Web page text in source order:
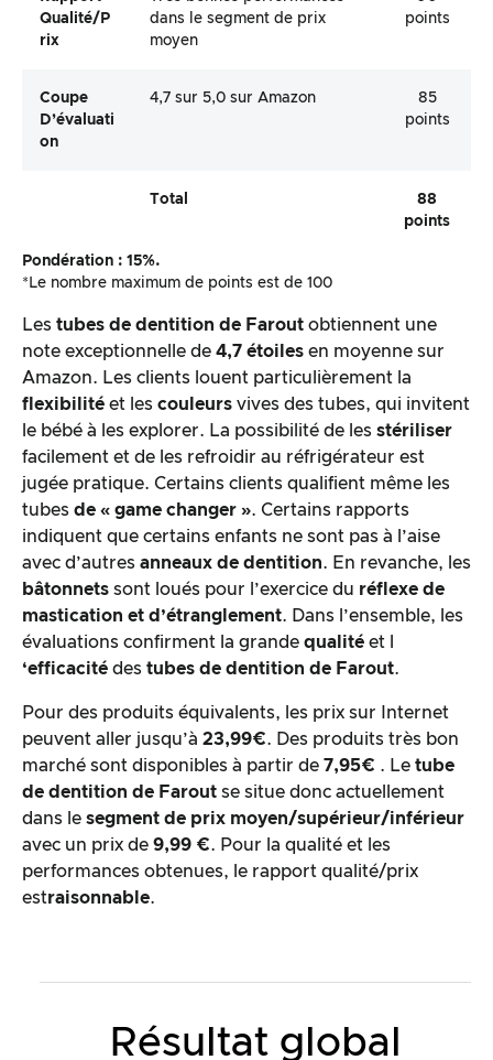
Qualité/p
Rix
dans le segment de prix
moyen
points
Coupe
D’évaluati
On
4,7 sur 5,0 sur Amazon
85
points
Total
88
points
Pondération : 15%.
*Le nombre maximum de points est de 100
Les tubes de dentition de Farout obtiennent une
note exceptionnelle de 4,7 étoiles en moyenne sur
Amazon. Les clients louent particulièrement la
flexibilité et les couleurs vives des tubes, qui invitent
le bébé à les explorer. La possibilité de les stériliser
facilement et de les refroidir au réfrigérateur est
jugée pratique. Certains clients qualifient même les
tubes de « game changer ». Certains rapports
indiquent que certains enfants ne sont pas à l’aise
avec d’autres anneaux de dentition. En revanche, les
bâtonnets sont loués pour l’exercice du réflexe de
mastication et d’étranglement. Dans l’ensemble, les
évaluations confirment la grande qualité et l
‘efficacité des tubes de dentition de Farout.
Pour des produits équivalents, les prix sur Internet
peuvent aller jusqu’à 23,99€. Des produits très bon
marché sont disponibles à partir de 7,95€ . Le tube
de dentition de Farout se situe donc actuellement
dans le segment de prix moyen/supérieur/inférieur
avec un prix de 9,99 €. Pour la qualité et les
performances obtenues, le rapport qualité/prix
estraisonnable.
Résultat global